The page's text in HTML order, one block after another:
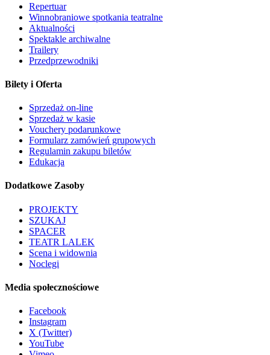
Repertuar
Winnobraniowe spotkania teatralne
Aktualności
Spektakle archiwalne
Trailery
Przedprzewodniki
Bilety i Oferta
Sprzedaż on-line
Sprzedaż w kasie
Vouchery podarunkowe
Formularz zamówień grupowych
Regulamin zakupu biletów
Edukacja
Dodatkowe Zasoby
PROJEKTY
SZUKAJ
SPACER
TEATR LALEK
Scena i widownia
Noclegi
Media społecznościowe
Facebook
Instagram
X (Twitter)
YouTube